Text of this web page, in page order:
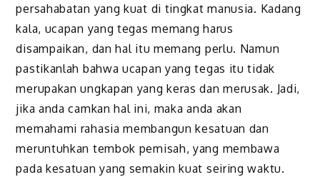
persahabatan yang kuat di tingkat manusia. Kadang
kala, ucapan yang tegas memang harus
disampaikan, dan hal itu memang perlu. Namun
pastikanlah bahwa ucapan yang tegas itu tidak
merupakan ungkapan yang keras dan merusak. Jadi,
jika anda camkan hal ini, maka anda akan
memahami rahasia membangun kesatuan dan
meruntuhkan tembok pemisah, yang membawa
pada kesatuan yang semakin kuat seiring waktu.